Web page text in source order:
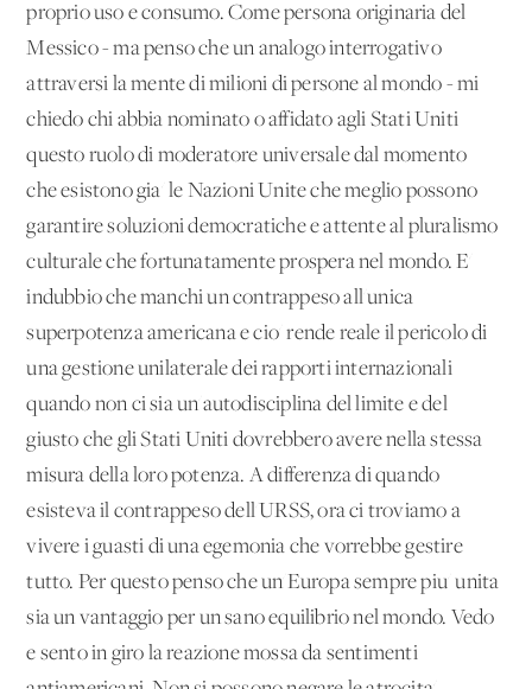
proprio uso e consumo. Come persona originaria del
Messico - ma penso che un analogo interrogativo
attraversi la mente di milioni di persone al mondo - mi
chiedo chi abbia nominato o affidato agli Stati Uniti
questo ruolo di moderatore universale dal momento
che esistono gia' le Nazioni Unite che meglio possono
garantire soluzioni democratiche e attente al pluralismo
culturale che fortunatamente prospera nel mondo. E'
indubbio che manchi un contrappeso all'unica
superpotenza americana e cio' rende reale il pericolo di
una gestione unilaterale dei rapporti internazionali
quando non ci sia un'autodisciplina del limite e del
giusto che gli Stati Uniti dovrebbero avere nella stessa
misura della loro potenza. A differenza di quando
esisteva il contrappeso dell'URSS, ora ci troviamo a
vivere i guasti di una egemonia che vorrebbe gestire
tutto. Per questo penso che un'Europa sempre piu' unita
sia un vantaggio per un sano equilibrio nel mondo. Vedo
e sento in giro la reazione mossa da sentimenti